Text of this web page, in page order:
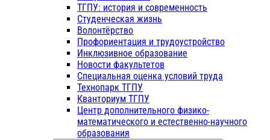
ТГПУ: история и современность
Студенческая жизнь
Волонтёрство
Профориентация и трудоустройство
Инклюзивное образование
Новости факультетов
Специальная оценка условий труда
Технопарк ТГПУ
Кванториум ТГПУ
Центр дополнительного физико-
математического и естественно-научного
образования